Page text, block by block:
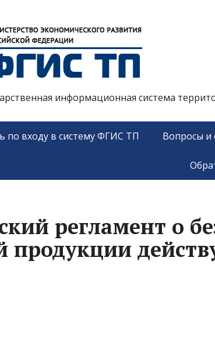
информационная система
по входу в систему ФГИС ТП Вопросы и
регламент о
продукции